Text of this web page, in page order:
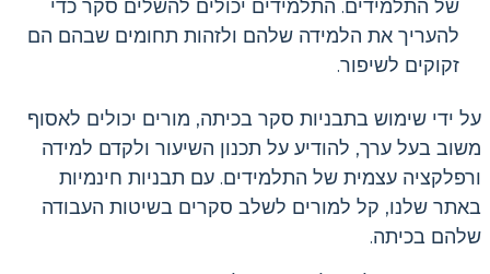
של התלמידים. התלמידים יכולים להשלים סקר כדי
להעריך את הלמידה שלהם ולזהות תחומים שבהם הם
זקוקים לשיפור.
על ידי שימוש בתבניות סקר בכיתה, מורים יכולים לאסוף
משוב בעל ערך, להודיע על תכנון השיעור ולקדם למידה
ורפלקציה עצמית של התלמידים. עם תבניות חינמיות
באתר שלנו, קל למורים לשלב סקרים בשיטות העבודה
שלהם בכיתה.